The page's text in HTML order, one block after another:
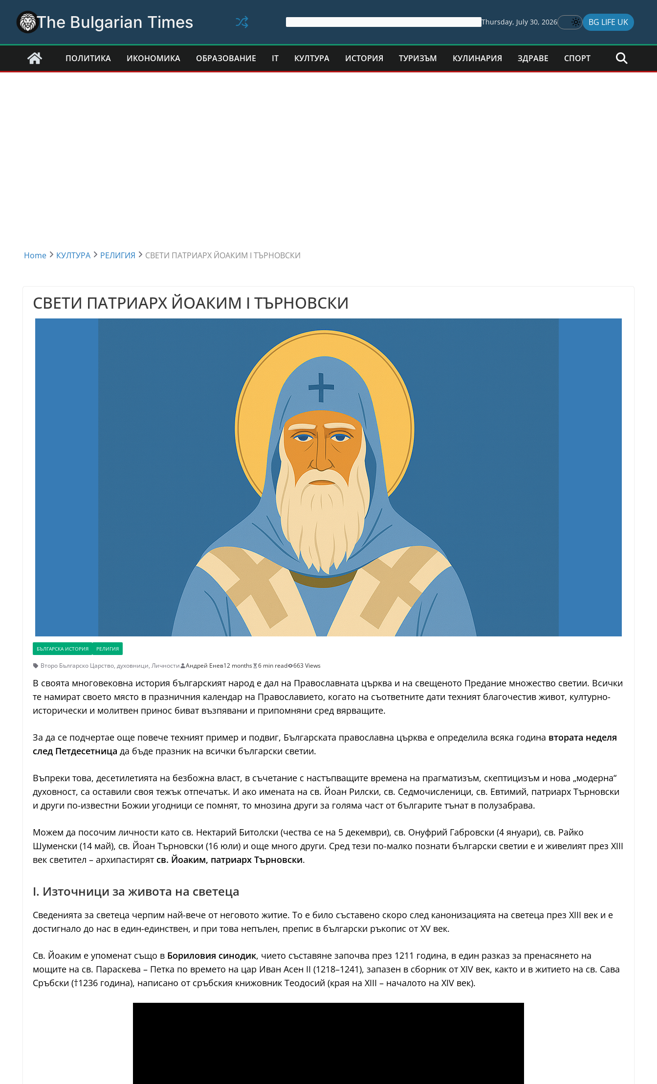
content
The Bulgarian Times Thursday, July 30, 2026 BG LIFE UK
ПОЛИТИКА ИКОНОМИКА ОБРАЗОВАНИЕ IT КУЛТУРА ИСТОРИЯ ТУРИЗЪМ КУЛИНАРИЯ ЗДРАВЕ СПОРТ
Home КУЛТУРА РЕЛИГИЯ СВЕТИ ПАТРИАРХ ЙОАКИМ I ТЪРНОВСКИ
СВЕТИ ПАТРИАРХ ЙОАКИМ I ТЪРНОВСКИ
БЪЛГАРСКА ИСТОРИЯ РЕЛИГИЯ
Второ Българско Царство, духовници, Личности Андрей Енев12 months 6 min read 663 Views
В своята многовековна история българският народ е дал на Православната църква и на свещеното Предание множество светии. Всички
те намират своето място в празничния календар на Православието, когато на съответните дати техният благочестив живот, културно-
исторически и молитвен принос биват възпявани и припомняни сред вярващите.
За да се подчертае още повече техният пример и подвиг, Българската православна църква е определила всяка година втората неделя
след Петдесетница да бъде празник на всички български светии.
Въпреки това, десетилетията на безбожна власт, в съчетание с настъпващите времена на прагматизъм, скептицизъм и нова „модерна“
духовност, са оставили своя тежък отпечатък. И ако имената на св. Йоан Рилски, св. Седмочисленици, св. Евтимий, патриарх Търновски
и други по-известни Божии угодници се помнят, то мнозина други за голяма част от българите тънат в полузабрава.
Можем да посочим личности като св. Нектарий Битолски (чества се на 5 декември), св. Онуфрий Габровски (4 януари), св. Райко
Шуменски (14 май), св. Йоан Търновски (16 юли) и още много други. Сред тези по-малко познати български светии е и живелият през XIII
век светител – архипастирят св. Йоаким, патриарх Търновски.
I. Източници за живота на светеца
Сведенията за светеца черпим най-вече от неговото житие. То е било съставено скоро след канонизацията на светеца през XIII век и е
достигнало до нас в един-единствен, и при това непълен, препис в български ръкопис от XV век.
Св. Йоаким е упоменат също в Бориловия синодик, чието съставяне започва през 1211 година, в един разказ за пренасянето на
мощите на св. Параскева – Петка по времето на цар Иван Асен II (1218–1241), запазен в сборник от XIV век, както и в житието на св. Сава
Сръбски (†1236 година), написано от сръбския книжовник Теодосий (края на XIII – началото на XIV век).